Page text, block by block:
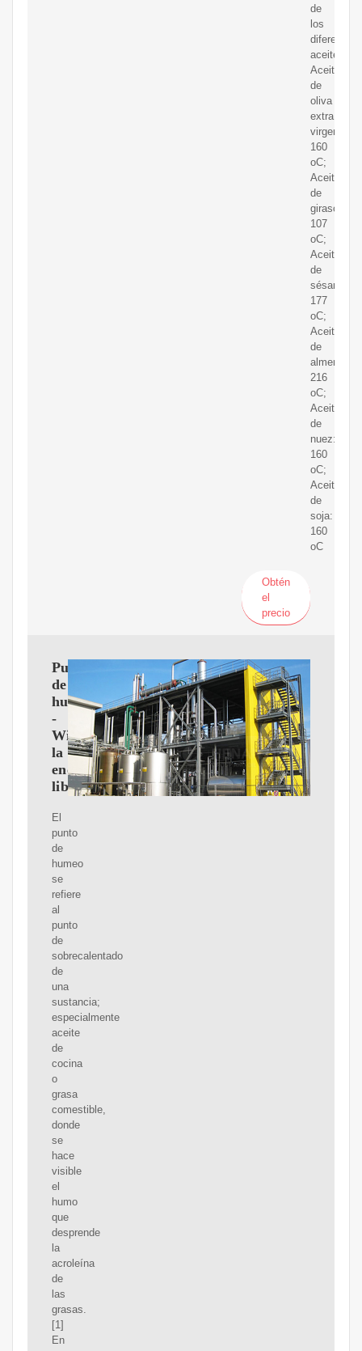
de
los
diferentes
aceites:
Aceite
de
oliva
extra
virgen:
160
oC;
Aceite
de
girasol:
107
oC;
Aceite
de
sésamo:
177
oC;
Aceite
de
almendras:
216
oC;
Aceite
de
nuez:
160
oC;
Aceite
de
soja:
160
oC
Obtén
el
precio
Punto
de
humeo
-
Wikipedia,
la
enciclopedia
libre
El
punto
de
humeo
se
refiere
al
punto
de
sobrecalentado
de
una
sustancia;
especialmente
aceite
de
cocina
o
grasa
comestible,
donde
se
hace
visible
el
humo
que
desprende
la
acroleína
de
las
grasas.
[1]
En